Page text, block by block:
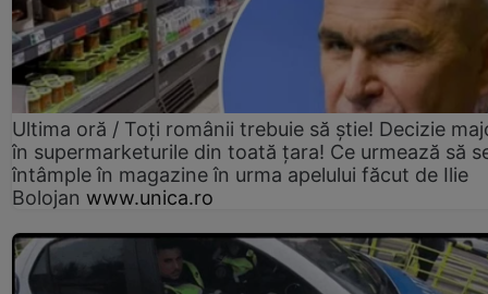
Ultima oră / Toți românii trebuie să știe! Decizie
în supermarketurile din toată țara! Ce urmează să
întâmple în magazine în urma apelului făcut de Ilie
Bolojan www.unica.ro